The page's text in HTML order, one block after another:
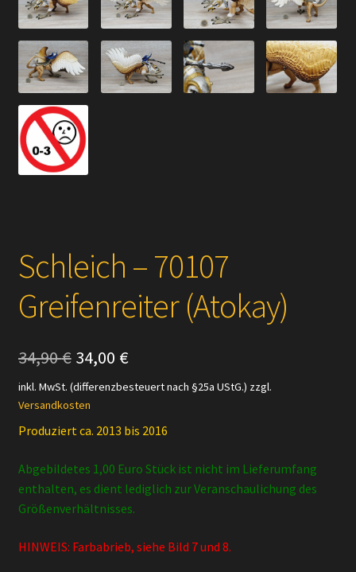
Datenschutzerklärung
Impressum
Versand + Wichtige Infos
Schleich – 70107
Greifenreiter (Atokay)
34,90€ Ursprünglicher
Preis
war:
34,90 €
34,00 €Aktueller
Preis
34,00 €.
inkl. MwSt. (differenzbesteuert nach §25a UStG.) zzgl.
Versandkosten
Produziert ca. 2013 bis 2016
Abgebildetes 1,00 Euro Stück ist nicht im Lieferumfang
enthalten, es dient lediglich zur Veranschaulichung des
Größenverhältnisses.
HINWEIS: Farbabrieb, siehe Bild 7 und 8.